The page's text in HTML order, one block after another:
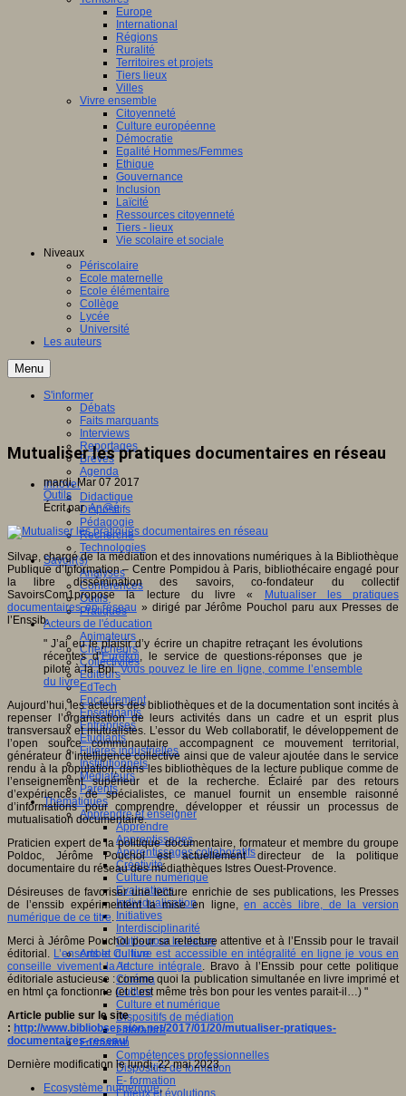
Europe
International
Régions
Ruralité
Territoires et projets
Tiers lieux
Villes
Vivre ensemble
Citoyenneté
Culture européenne
Démocratie
Egalité Hommes/Femmes
Ethique
Gouvernance
Inclusion
Laïcité
Ressources citoyenneté
Tiers - lieux
Vie scolaire et sociale
Niveaux
Périscolaire
Ecole maternelle
Ecole élémentaire
Collège
Lycée
Université
Les auteurs
Menu
S'informer
Débats
Faits marquants
Interviews
Reportages
Brèves
Agenda
Innover
Didactique
Dispositifs
Pédagogie
Recherche
Technologies
Savoir(s)
Analyses
Conférences
Outils
Pratiques
Acteurs de l'éducation
Animateurs
Chercheurs
Collectivités
Editeurs
EdTech
Encadrement
Enseignants
Entreprises
Etudiants
Filières industrielles
Institutionnels
Médiateurs
Parents
Thématiques
Apprendre et enseigner
Apprendre
Apprentissages
Apprentissages collaboratifs
Créativité
Culture numérique
Evaluations
Individualisation
Initiatives
Interdisciplinarité
Outils pour la classe
Arts et Culture
Art
Cinéma
Culture
Culture et numérique
Dispositifs de médiation
Littérature
Formation
Compétences professionnelles
Dispositifs de formation
E- formation
Enjeux et évolutions
Mutualiser les pratiques documentaires en réseau
mardi, Mar 07 2017
Outils
Écrit parAn@é
Silvae, chargé de la médiation et des innovations numériques à la Bibliothèque
Publique d’Information – Centre Pompidou à Paris, bibliothécaire engagé pour
la libre dissémination des savoirs, co-fondateur du collectif
SavoirsCom1propose la lecture du livre «
Mutualiser les pratiques
documentaires en réseau » dirigé par Jérôme Pouchol paru aux Presses de
l’Enssib.
" J’ai eu le plaisir d’y écrire un chapitre retraçant les évolutions
récentes d’Eurêkoi, le service de questions-réponses que je
pilote à la Bpi.Vous pouvez le lire en ligne, comme l’ensemble
du livre.
Aujourd’hui, les acteurs des bibliothèques et de la documentation sont incités à
repenser l’organisation de leurs activités dans un cadre et un esprit plus
transversaux et mutualistes. L’essor du Web collaboratif, le développement de
l’open source communautaire accompagnent ce mouvement territorial,
générateur d’intelligence collective ainsi que de valeur ajoutée dans le service
rendu à la population, dans les bibliothèques de la lecture publique comme de
l’enseignement supérieur et de la recherche. Éclairé par des retours
d’expériences de spécialistes, ce manuel fournit un ensemble raisonné
d’informations pour comprendre, développer et réussir un processus de
mutualisation documentaire.
Praticien expert de la politique documentaire, formateur et membre du groupe
Poldoc, Jérôme Pouchol est actuellement directeur de la politique
documentaire du réseau des médiathèques Istres Ouest-Provence.
Désireuses de favoriser une lecture enrichie de ses publications, les Presses
de l’enssib expérimentent la mise en ligne,en accès libre, de la version
numérique de ce titre.
Merci à Jérôme Pouchol pour sa relecture attentive et à l’Enssib pour le travail
éditorial. L’ensemble du livre est accessible en intégralité en ligne je vous en
conseille vivement la lecture intégrale. Bravo à l’Enssib pour cette politique
éditoriale astucieuse : comme quoi la publication simultanée en livre imprimé et
en html ça fonctionne (et c’est même très bon pour les ventes parait-il…) "
Article publie sur le site
: http://www.bibliobsession.net/2017/01/20/mutualiser-pratiques-
documentaires-reseau/
Dernière modification le lundi, 22 mai 2023
Ecosystème numérique,